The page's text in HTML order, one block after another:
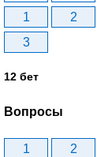
1
2
3
12 бет
Вопросы
1 2